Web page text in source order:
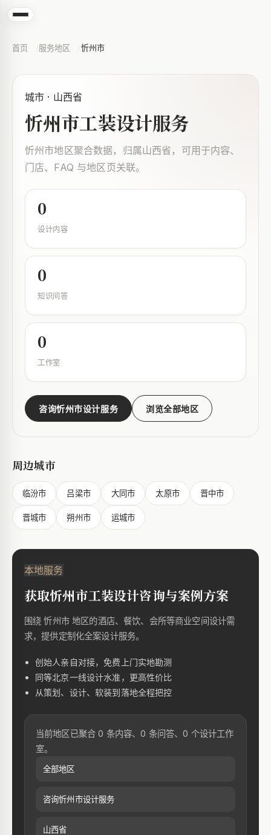
首页 服务地区 忻州市
城市 · 山西省
忻州市工装设计服务
忻州市地区聚合数据，归属山西省，可用于内容、
门店、FAQ 与地区页关联。
0
设计内容
0
知识问答
0
工作室
咨询忻州市设计服务 浏览全部地区
周边城市
临汾市 吕梁市 大同市 太原市 晋中市
晋城市 朔州市 运城市
本地服务
获取忻州市工装设计咨询与案例方案
围绕 忻州市 地区的酒店、餐饮、会所等商业空间设计需
求，提供定制化全案设计服务。
创始人亲自对接，免费上门实地勘测
同等北京一线设计水准，更高性价比
从策划、设计、软装到落地全程把控
当前地区已聚合 0 条内容、0 条问答、0 个设计工作
室。
全部地区
咨询忻州市设计服务
山西省